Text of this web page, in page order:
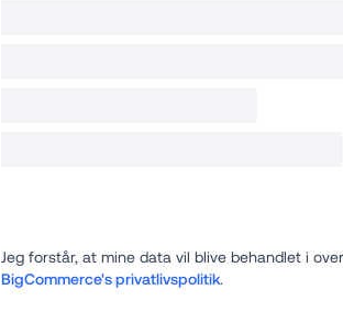
BigCommerce's privatlivspolitik.